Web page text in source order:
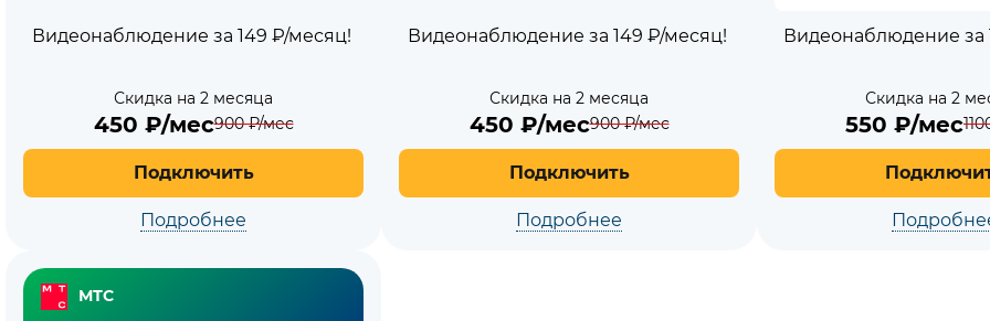
Видеонаблюдение за 149 ₽/месяц!
Скидка на 2 месяца
450 ₽/мес900₽/мес
Подключить
Подробнее
Видеонаблюдение за 149 ₽/месяц!
Скидка на 2 месяца
450 ₽/мес900₽/мес
Подключить
Подробнее
Видеонаблюдение за
Скидка на 2
550 ₽/мес
МТС